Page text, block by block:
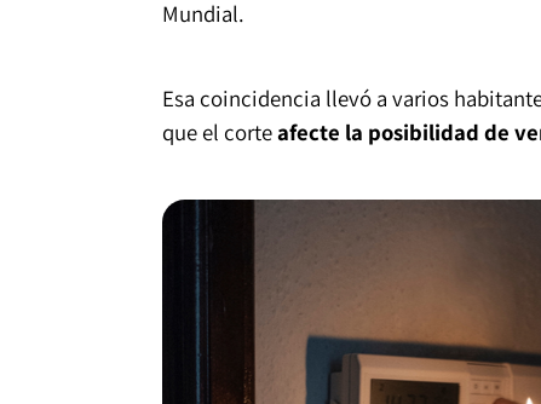
Mundial.
Esa coincidencia llevó a varios
que el corteafecte la posibilidad de